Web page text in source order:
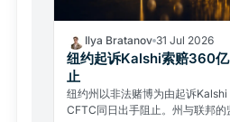
Ilya Bratanov 31 Jul 2026
纽约起诉Kalshi索赔360
止
纽约州以非法赌博为由起诉Kalshi
CFTC同日出手阻止。州与联邦的